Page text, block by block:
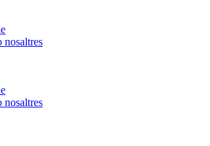
nosaltres
nosaltres